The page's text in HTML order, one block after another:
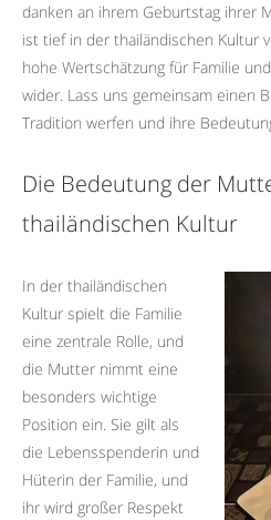
danken an ihrem Geburtstag ihrer
ist tief in der thailändischen Kultur
hohe Wertschätzung für Familie
wider. Lass uns gemeinsam einen
Tradition werfen und ihre
Die Bedeutung der
thailändischen Kultur
In der thailändischen
Kultur spielt die Familie
eine zentrale Rolle, und
die Mutter nimmt eine
besonders wichtige
Position ein. Sie gilt als
die Lebensspenderin und
Hüterin der Familie, und
ihr wird großer Respekt